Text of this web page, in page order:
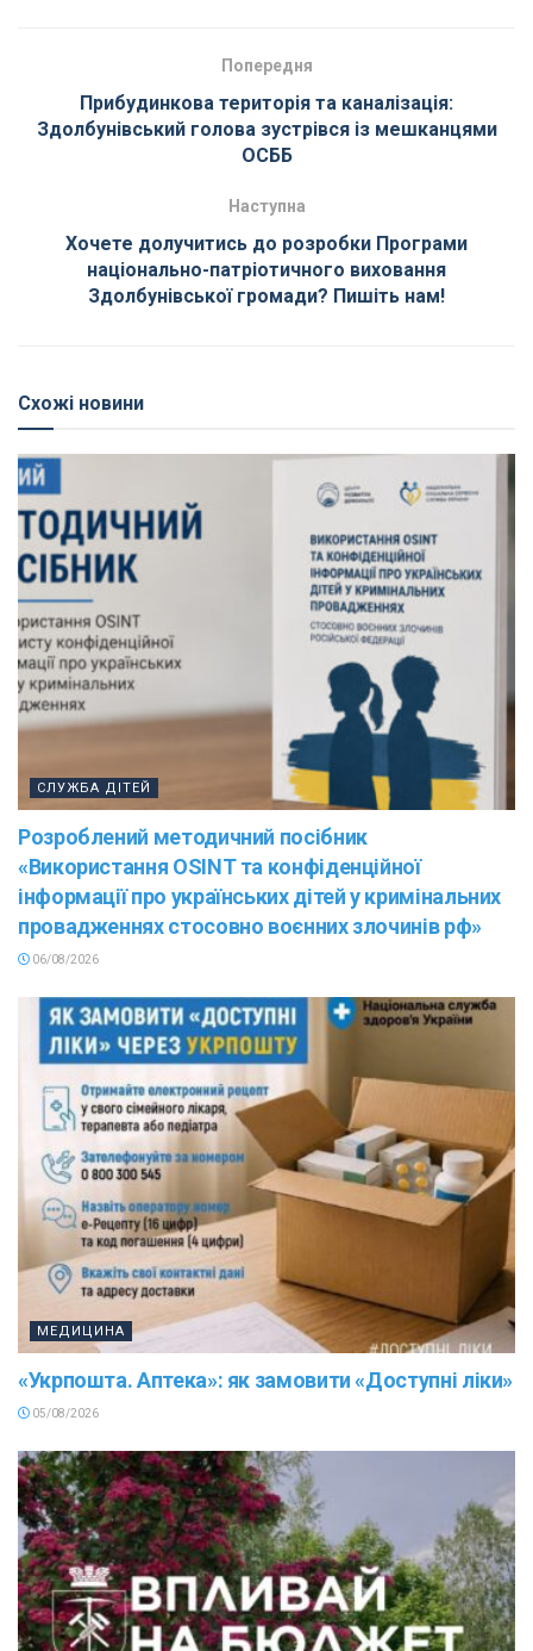
Попередня
Прибудинкова територія та каналізація:
Здолбунівський голова зустрівся із мешканцями
ОСББ
Наступна
Хочете долучитись до розробки Програми
національно-патріотичного виховання
Здолбунівської громади? Пишіть нам!
Схожі новини
СЛУЖБА ДІТЕЙ
Розроблений методичний посібник
«Використання OSINT та конфіденційної
інформації про українських дітей у кримінальних
провадженнях стосовно воєнних злочинів рф»
06/08/2026
МЕДИЦИНА
«Укрпошта. Аптека»: як замовити «Доступні ліки»
05/08/2026